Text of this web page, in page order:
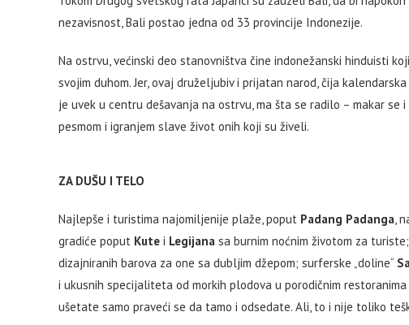
nezavisnost, Bali postao jedna od 33 provincije Indonezije.
Na ostrvu, većinski deo stanovništva čine indonežanski hinduisti
svojim duhom. Jer, ovaj druželjubiv i prijatan narod, čija
je uvek u centru dešavanja na ostrvu, ma šta se radilo – makar se
pesmom i igranjem slave život onih koji su živeli.
ZA DUŠU I TELO
Najlepše i turistima najomiljenije plaže, poput Padang Padanga,
gradiće poput Kute i Legijana sa burnim noćnim životom za
dizajniranih barova za one sa dubljim džepom; surferske „doline“
i ukusnih specijaliteta od morkih plodova u porodičnim restoranima
ušetate samo praveći se da tamo i odsedate. Ali, to i nije toliko